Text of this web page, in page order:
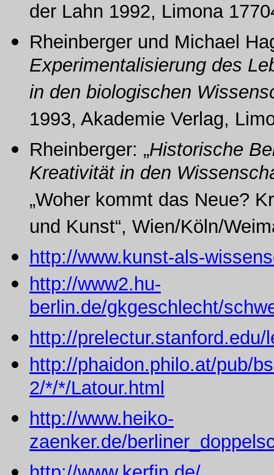
der Lahn 1992, Limona
Rheinberger und Michael
Experimentalisierung des
in den biologischen
1993, Akademie Verlag,
Rheinberger: „Historische
Kreativität in den
„Woher kommt das Neue?
und Kunst“, Wien/Köln/
http://www.kunst-als-
http://www2.hu-
berlin.de/gkgeschlecht/
http://
http://phaidon.philo.at/pub/
2/*/*/Latour.html
http://www.heiko-
zaenker.de/